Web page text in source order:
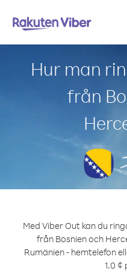
Hur man
från
Med Viber Out kan du
från Bosnien och
Rumänien - hemtelefon
1.0 ¢